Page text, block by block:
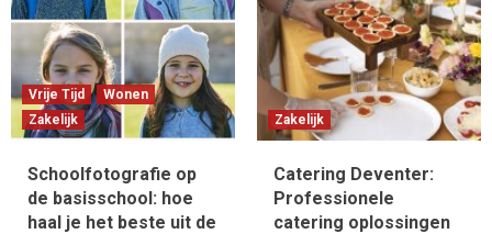
Vrije Tijd
Wonen
Zakelijk
Schoolfotografie op
de basisschool: hoe
haal je het beste uit de
Zakelijk
Catering Deventer:
Professionele
catering oplossingen